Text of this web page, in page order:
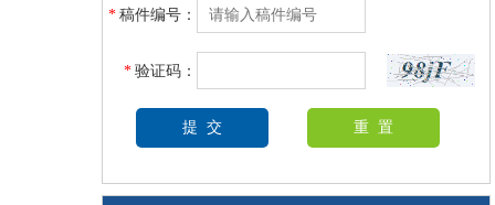
* 稿件编号：
* 验证码：